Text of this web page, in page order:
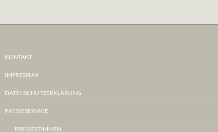
KONTAKT
IMPRESSUM
DATENSCHUTZERKLÄRUNG
PRESSESERVICE
PRESSESTIMMEN